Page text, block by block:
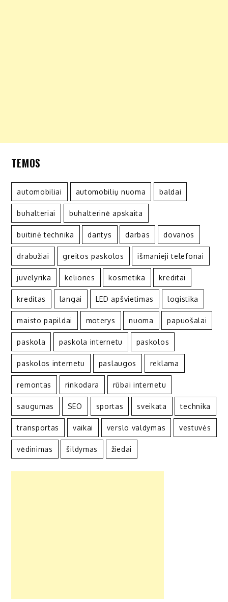
TEMOS
automobiliai automobilių nuoma baldai
buhalteriai buhalterinė apskaita
buitinė technika dantys darbas dovanos
drabužiai greitos paskolos išmanieji telefonai
juvelyrika keliones kosmetika kreditai
kreditas langai LED apšvietimas logistika
maisto papildai moterys nuoma papuošalai
paskola paskola internetu paskolos
paskolos internetu paslaugos reklama
remontas rinkodara rūbai internetu
saugumas SEO sportas sveikata technika
transportas vaikai verslo valdymas vestuvės
vėdinimas šildymas žiedai